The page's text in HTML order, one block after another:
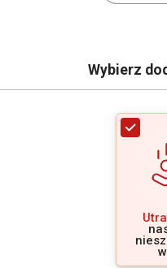
Wybierz